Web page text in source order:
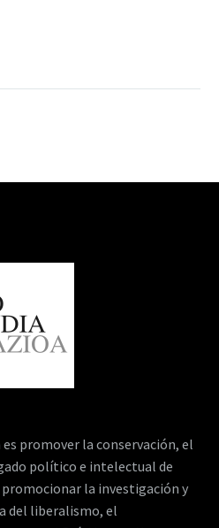
promover la conservación, el
político e intelectual de
promocionar la investigación y
del liberalismo, el